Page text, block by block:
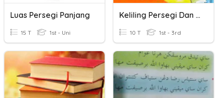
Luas Persegi Panjang
15 T 1st - Uni
Keliling Persegi Dan P.panjang Itu Mudah
10 T 1st - 3rd